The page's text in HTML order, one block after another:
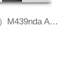
惠普（HP）M439nda A3 数码复合机 自动双面 高速打印 复印 扫描 自动输稿 437nda升级型号